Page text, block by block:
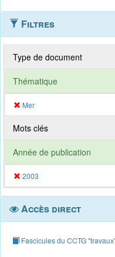
Filtres
Type de document
Thématique
Mer
Mots clés
Année de publication
2003
Accès direct
Fascicules du CCTG